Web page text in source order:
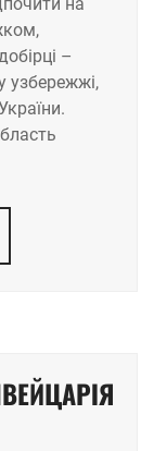
–
узбережжі,